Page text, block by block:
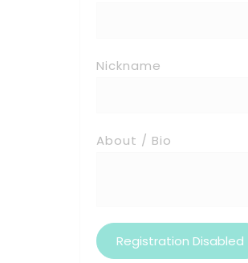
Nickname
About / Bio